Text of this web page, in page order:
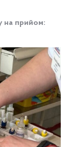
на прийом: